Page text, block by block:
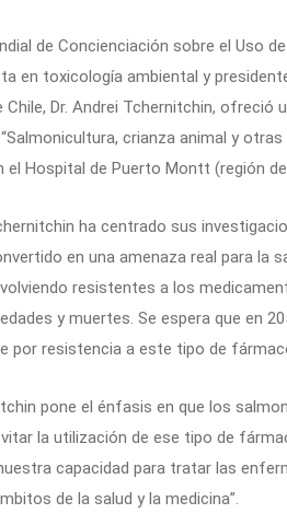
de Concienciación sobre el Uso
en toxicología ambiental y
Dr. Andrei Tchernitchin, ofreció
crianza animal y
el Hospital de Puerto Montt (región
ha centrado sus
en una amenaza real para la
resistentes a los
y muertes. Se espera que en
por resistencia a este tipo de
pone el énfasis en que los
la utilización de ese tipo de
capacidad para tratar las
de la salud y la medicina”.